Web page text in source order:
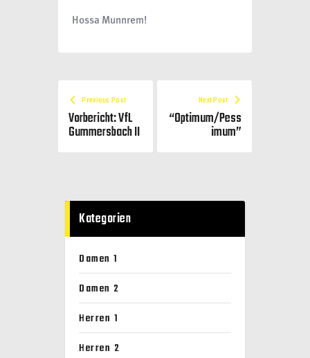
Hossa Munnrem!
Previous Post
Vorbericht: VfL
Gummersbach II
Next Post
“Optimum/Pess
imum”
Kategorien
Damen 1
Damen 2
Herren 1
Herren 2